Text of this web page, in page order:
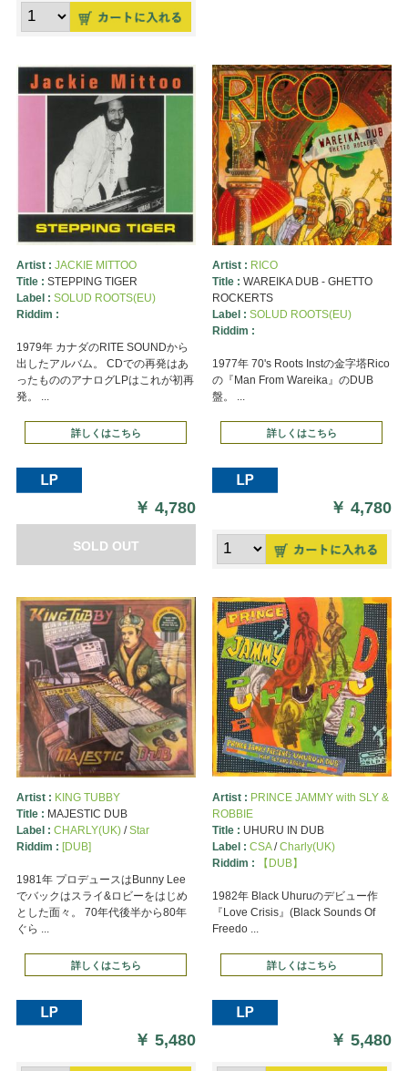
Artist : JACKIE MITTOO
Title : STEPPING TIGER
Label : SOLUD ROOTS(EU)
Riddim :
1979年 カナダのRITE SOUNDから
出したアルバム。 CDでの再発はあ
ったもののアナログLPはこれが初再
発。 ...
詳しくはこちら
￥4,780
SOLD OUT
Artist : RICO
Title : WAREIKA DUB - GHETTO
ROCKERTS
Label : SOLUD ROOTS(EU)
Riddim :
1977年 70's Roots Instの金字塔Rico
の『Man From Wareika』のDUB
盤。 ...
詳しくはこちら
￥4,780
Artist : KING TUBBY
Title : MAJESTIC DUB
Label : CHARLY(UK)/Star
Riddim : [DUB]
1981年 プロデュースはBunny Lee
でバックはスライ&ロビーをはじめ
とした面々。 70年代後半から80年
ぐら ...
詳しくはこちら
￥5,480
Artist : PRINCE JAMMY with SLY &
ROBBIE
Title : UHURU IN DUB
Label : CSA/Charly(UK)
Riddim :
【DUB】
1982年 Black Uhuruのデビュー作
『Love Crisis』(Black Sounds Of
Freedo ...
詳しくはこちら
￥5,480